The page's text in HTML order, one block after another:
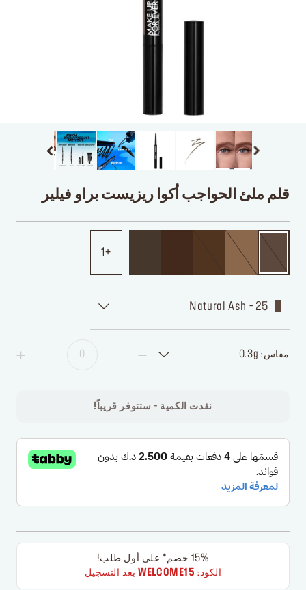
قلم ملئ الحواجب أكوا ريزيست براو فيلير
1
25 - Natural Ash
مقاس: 0.3g
نفدت الكمية - ستتوفر قريباً!
15% خصم* على أول طلب!
الكود: WELCOME15بعد التسجيل